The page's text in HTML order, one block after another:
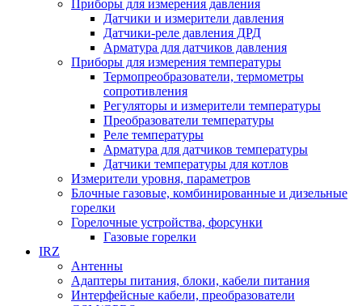
Приборы для измерения давления
Датчики и измерители давления
Датчики-реле давления ДРД
Арматура для датчиков давления
Приборы для измерения температуры
Термопреобразователи, термометры
сопротивления
Регуляторы и измерители температуры
Преобразователи температуры
Реле температуры
Арматура для датчиков температуры
Датчики температуры для котлов
Измерители уровня, параметров
Блочные газовые, комбинированные и дизельные
горелки
Горелочные устройства, форсунки
Газовые горелки
IRZ
Антенны
Адаптеры питания, блоки, кабели питания
Интерфейсные кабели, преобразователи